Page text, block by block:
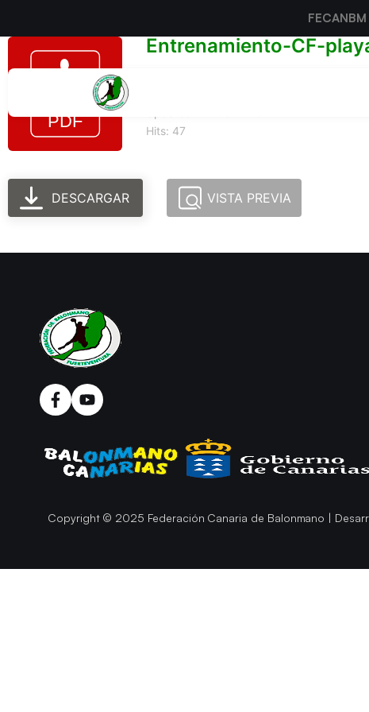
FECANBM
Entrenamiento-CF-
Hits: 47
DESCARGAR VISTA PREVIA
Copyright © 2025 Federación Canaria de Balonmano |